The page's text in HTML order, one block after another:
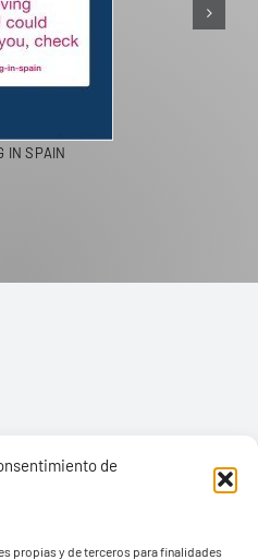
de
propias y de terceros para finalidades
CAMELLO